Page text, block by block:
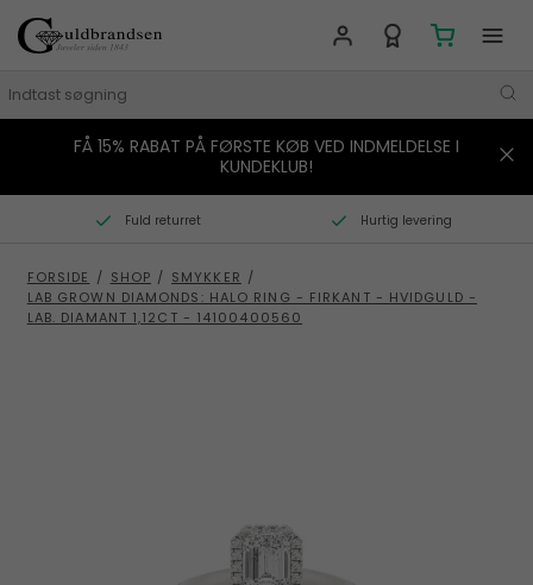
MÆRKER
SMYKKER
BOLIG
FÅ 15% RABAT PÅ FØRSTE KØB VED INDMELDELSE I
KUNDEKLUB!
Fuld returret Hurtig levering
FORSIDE / SHOP / SMYKKER /
LAB GROWN DIAMONDS: HALO RING - FIRKANT - HVIDGULD -
LAB. DIAMANT 1,12CT - 14100400560